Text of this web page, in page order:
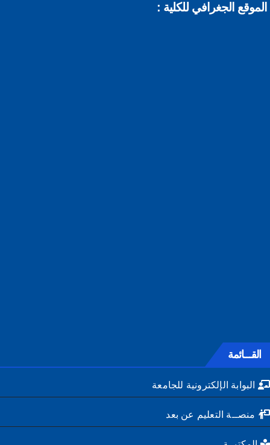
الجغرافي للكلية :
القـــائمة
البوابة الإلكترونية للجامعة
منصــة التعليم عن بعد